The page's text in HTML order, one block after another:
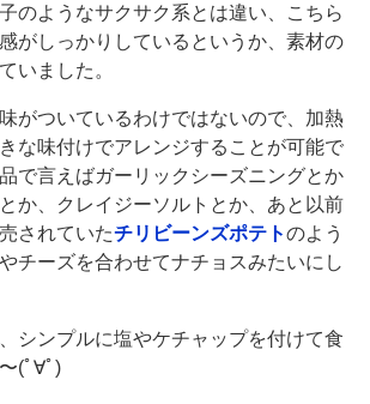
のようなサクサク系とは違い、こちら
がしっかりしているというか、素材の
いました。
がついているわけではないので、加熱
な味付けでアレンジすることが可能で
で言えばガーリックシーズニングとか
か、クレイジーソルトとか、あと以前
されていたチリビーンズポテトのよう
チーズを合わせてナチョスみたいにし
シンプルに塩やケチャップを付けて食
(ﾟ∀ﾟ)